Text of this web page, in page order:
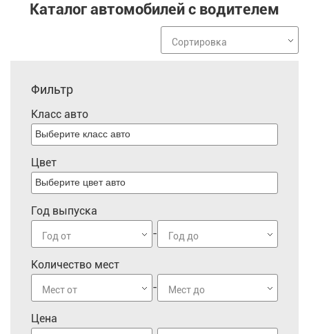
Каталог автомобилей с водителем
Сортировка
Фильтр
Класс авто
Цвет
Год выпуска
Год от - Год до
Количество мест
Мест от - Мест до
Цена